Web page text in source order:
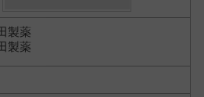
製薬
製薬